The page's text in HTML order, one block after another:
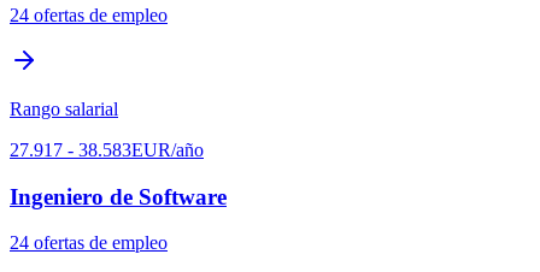
24 ofertas de empleo
Rango salarial
27.917 - 38.583EUR/año
Ingeniero de Software
24 ofertas de empleo